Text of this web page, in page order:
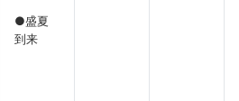
●盛夏
到来